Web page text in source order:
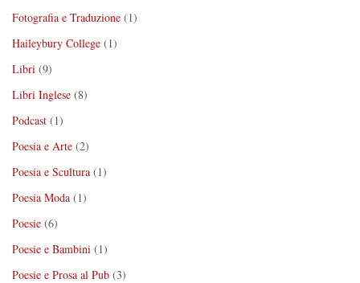
Fotografia e Traduzione (1)
Haileybury College (1)
Libri (9)
Libri Inglese (8)
Podcast (1)
Poesia e Arte (2)
Poesia e Scultura (1)
Poesia Moda (1)
Poesie (6)
Poesie e Bambini (1)
Poesie e Prosa al Pub (3)